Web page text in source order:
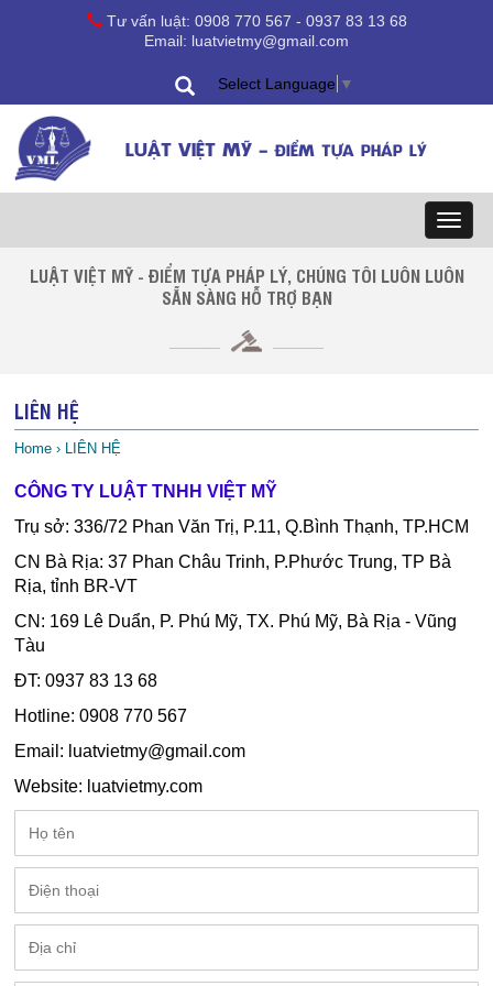
Tư vấn luật: 0908 770 567 - 0937 83 13 68
Email: luatvietmy@gmail.com
Select Language ▼
LUẬT VIỆT MỸ - ĐIỂM TỰA PHÁP LÝ
Toggle
LUẬT VIỆT MỸ - ĐIỂM TỰA PHÁP LÝ, CHÚNG TÔI LUÔN LUÔN
SẴN SÀNG HỖ TRỢ BẠN
LIÊN HỆ
Home › LIÊN HỆ
CÔNG TY LUẬT TNHH VIỆT MỸ
Trụ sở: 336/72 Phan Văn Trị, P.11, Q.Bình Thạnh, TP.HCM
CN Bà Rịa: 37 Phan Châu Trinh, P.Phước Trung, TP Bà
Rịa, tỉnh BR-VT
CN: 169 Lê Duẩn, P. Phú Mỹ, TX. Phú Mỹ, Bà Rịa - Vũng
Tàu
ĐT: 0937 83 13 68
Hotline: 0908 770 567
Email: luatvietmy@gmail.com
Website: luatvietmy.com